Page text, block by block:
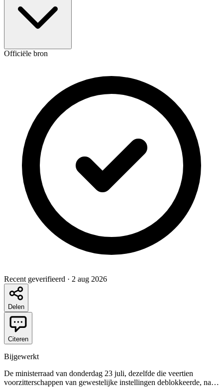
Officiële bron
Recent geverifieerd · 2 aug 2026
Delen
Citeren
Bijgewerkt
De ministerraad van donderdag 23 juli, dezelfde die veertien
voorzitterschappen van gewestelijke instellingen deblokkeerde, nam